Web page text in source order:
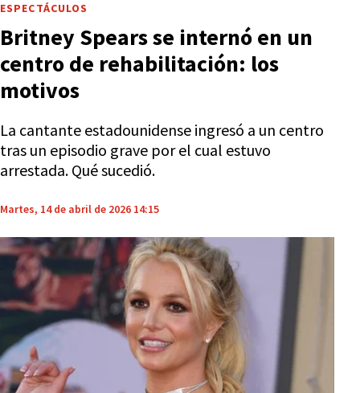
ESPECTÁCULOS
Britney Spears se internó en un
centro de rehabilitación: los
motivos
La cantante estadounidense ingresó a un centro
tras un episodio grave por el cual estuvo
arrestada. Qué sucedió.
Martes, 14 de abril de 2026 14:15